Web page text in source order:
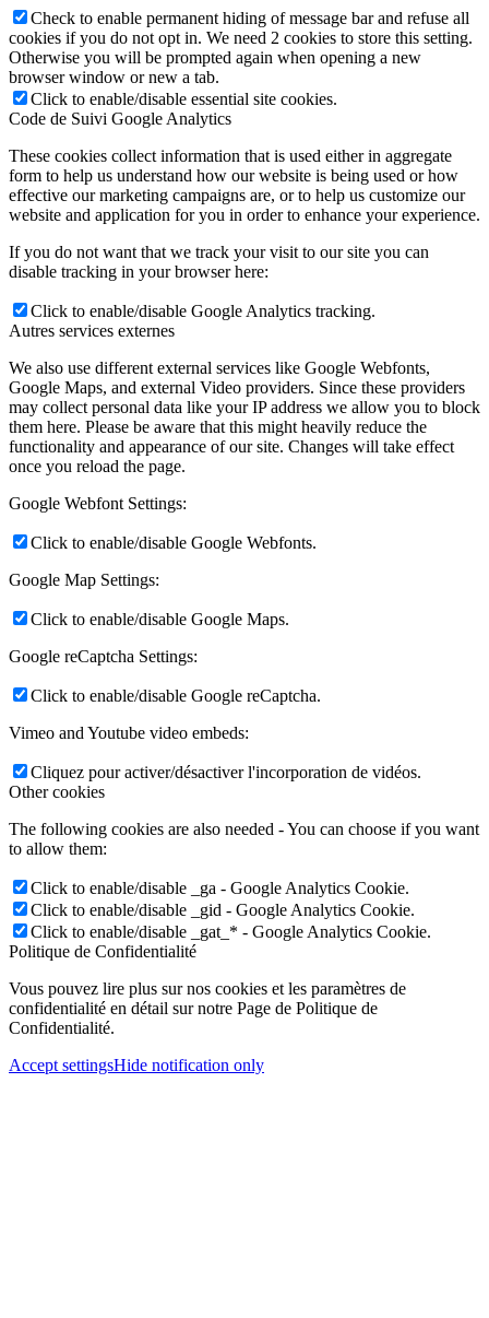
Check to enable permanent hiding of message bar and refuse all
cookies if you do not opt in. We need 2 cookies to store this setting.
Otherwise you will be prompted again when opening a new
browser window or new a tab.
Click to enable/disable essential site cookies.
Code de Suivi Google Analytics
These cookies collect information that is used either in aggregate
form to help us understand how our website is being used or how
effective our marketing campaigns are, or to help us customize our
website and application for you in order to enhance your experience.
If you do not want that we track your visit to our site you can
disable tracking in your browser here:
Click to enable/disable Google Analytics tracking.
Autres services externes
We also use different external services like Google Webfonts,
Google Maps, and external Video providers. Since these providers
may collect personal data like your IP address we allow you to block
them here. Please be aware that this might heavily reduce the
functionality and appearance of our site. Changes will take effect
once you reload the page.
Google Webfont Settings:
Click to enable/disable Google Webfonts.
Google Map Settings:
Click to enable/disable Google Maps.
Google reCaptcha Settings:
Click to enable/disable Google reCaptcha.
Vimeo and Youtube video embeds:
Cliquez pour activer/désactiver l'incorporation de vidéos.
Other cookies
The following cookies are also needed - You can choose if you want
to allow them:
Click to enable/disable _ga - Google Analytics Cookie.
Click to enable/disable _gid - Google Analytics Cookie.
Click to enable/disable _gat_* - Google Analytics Cookie.
Politique de Confidentialité
Vous pouvez lire plus sur nos cookies et les paramètres de
confidentialité en détail sur notre Page de Politique de
Confidentialité.
Accept settingsHide notification only